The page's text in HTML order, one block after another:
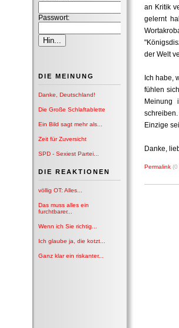
Passwort:
DIE MEINUNG
Danke, Deutschland!
Die Große Schlaftablette
Ein Bild sagt mehr als...
Zeit für Zuversicht
SPD - Sexiest Partei...
DIE REAKTIONEN
völlig OT: Alles...
Das muss alles ein
furchtbarer...
Wenn ich Sie richtig...
Ich glaube ja, die kotzt...
Ganz klar ein riskanter...
an Kritik
gelernt
der Welt
Ich habe,
fühlen
Meinung
Einzige
Danke,
Permalink (0